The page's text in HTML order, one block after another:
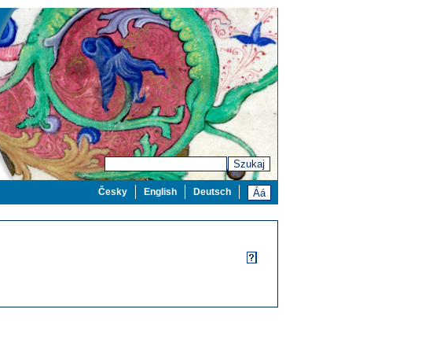
Szukaj
Deutsch
English
Česky